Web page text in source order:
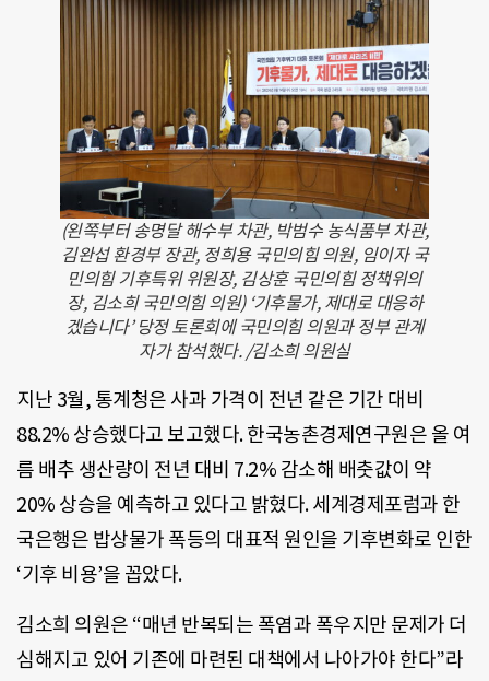
(왼쪽부터 송명달 해수부 차관, 박범수 농식품부 차관,
김완섭 환경부 장관, 정희용 국민의힘 의원, 임이자 국
민의힘 기후특위 위원장, 김상훈 국민의힘 정책위의
장, 김소희 국민의힘 의원) ‘기후물가, 제대로 대응하
겠습니다’ 당정 토론회에 국민의힘 의원과 정부 관계
자가 참석했다. /김소희 의원실
지난 3월, 통계청은 사과 가격이 전년 같은 기간 대비
88.2% 상승했다고 보고했다. 한국농촌경제연구원은 올 여
름 배추 생산량이 전년 대비 7.2% 감소해 배춧값이 약
20% 상승을 예측하고 있다고 밝혔다. 세계경제포럼과 한
국은행은 밥상물가 폭등의 대표적 원인을 기후변화로 인한
‘기후 비용’을 꼽았다.
김소희 의원은 “매년 반복되는 폭염과 폭우지만 문제가 더
심해지고 있어 기존에 마련된 대책에서 나아가야 한다”라